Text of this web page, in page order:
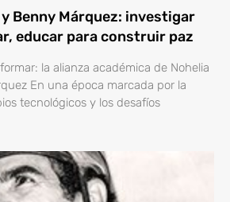
Benny Márquez: investigar
educar para construir paz
la alianza académica de Nohelia
En una época marcada por la
tecnológicos y los desafíos